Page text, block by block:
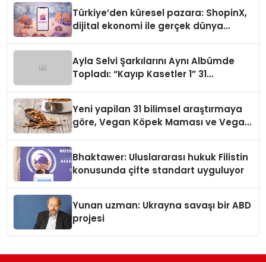
Türkiye’den küresel pazara: ShopinX,
dijital ekonomi ile gerçek dünya
Ayla Selvi Şarkılarını Aynı Albümde
Topladı: “Kayıp Kasetler 1” 31
Yeni yapilan 31 bilimsel araştırmaya
göre, Vegan Köpek Maması ve Vegan
Bhaktawer: Uluslararası hukuk Filistin
konusunda çifte standart uyguluyor
Yunan uzman: Ukrayna savaşı bir ABD
projesi